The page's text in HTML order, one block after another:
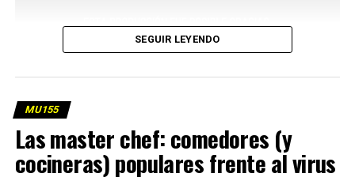
SEGUIR LEYENDO
MU155
Las master chef: comedores (y
cocineras) populares frente al virus